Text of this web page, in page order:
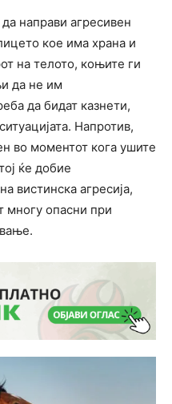
направи агресивен
кое има храна и
на телото, коњите ги
да не им
да бидат казнети,
Напротив,
во моментот кога ушите
ќе добие
вистинска агресија,
многу опасни при